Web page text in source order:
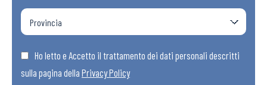
Ho letto e Accetto il trattamento dei dati personali descritti
sulla pagina della Privacy Policy